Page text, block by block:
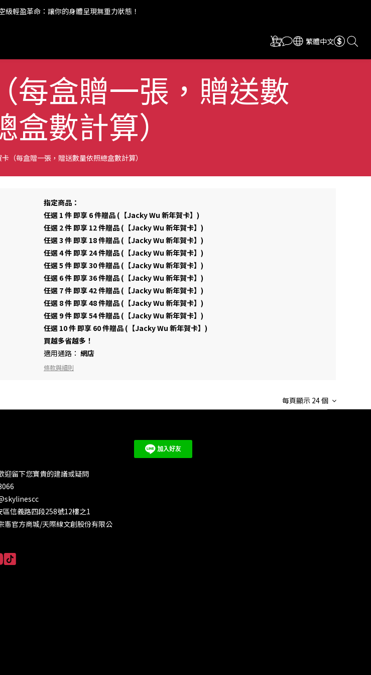
級輕盈革命：讓你的身體呈現無重力狀態！
級輕盈革命：讓你的身體呈現無重力狀態！
繁體中文
每盒贈一張，贈送數
數計算）
卡（每盒贈一張，贈送數量依照總盒數計算）
指定商品：
任選 1 件 即享 6 件贈品 (【Jacky Wu 新年賀卡】)
任選 2 件 即享 12 件贈品 (【Jacky Wu 新年賀卡】)
任選 3 件 即享 18 件贈品 (【Jacky Wu 新年賀卡】)
任選 4 件 即享 24 件贈品 (【Jacky Wu 新年賀卡】)
任選 5 件 即享 30 件贈品 (【Jacky Wu 新年賀卡】)
任選 6 件 即享 36 件贈品 (【Jacky Wu 新年賀卡】)
任選 7 件 即享 42 件贈品 (【Jacky Wu 新年賀卡】)
任選 8 件 即享 48 件贈品 (【Jacky Wu 新年賀卡】)
任選 9 件 即享 54 件贈品 (【Jacky Wu 新年賀卡】)
任選 10 件 即享 60 件贈品 (【Jacky Wu 新年賀卡】)
買越多省越多！
適用通路： 網店
條款與細則
每頁顯示 24 個
迎留下您寶貴的建議或疑問
區信義路四段258號12樓之1
憲官方商城/天際線文創股份有限公